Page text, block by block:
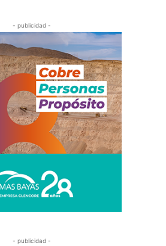
- publicidad -
- publicidad -